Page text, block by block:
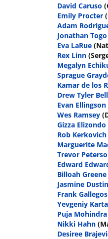
David Caruso
Emily Procter
Adam
Jonathan Togo
Eva LaRue
Rex Linn
Megalyn
Sprague
Kamar de los
Drew Tyler Bell
Evan Ellingson
Wes Ramsey
Gizza Elizondo
Rob Kerkovich
Marguerite
Trevor
Edward
Billoah Greene
Jasmine Dustin
Frank Gallegos
Yevgeniy
Puja Mohindra
Nikki Hahn
Desiree